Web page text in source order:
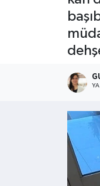
Kültür - Sanat